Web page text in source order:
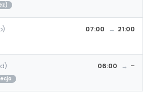
07:00 21:00
06:00 –